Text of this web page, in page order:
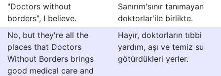
"Doctors without
borders", I believe.
Sanırım'sınır tanımayan
doktorlar'ile birlikte.
No, but they're all the
places that Doctors
Without Borders brings
good medical care and
Hayır, doktorların tıbbi
yardım, aşı ve temiz su
götürdükleri yerler.